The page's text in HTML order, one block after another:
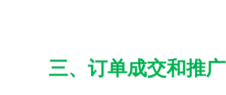
三、订单成交和推